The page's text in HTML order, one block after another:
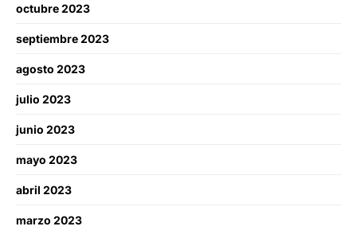
octubre 2023
septiembre 2023
agosto 2023
julio 2023
junio 2023
mayo 2023
abril 2023
marzo 2023